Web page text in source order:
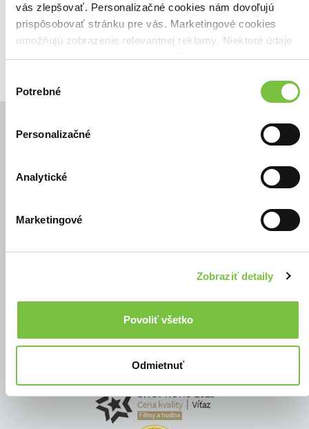
vás zlepšovať. Personalizačné cookies nám dovoľujú
prispôsobovať stránku pre vás. Marketingové cookies
umožňujú zobrazenie relevantnej reklamy. Niektoré údaje
zdieľame aj s tretími stranami. Veľmi by nám pomohlo,
súhlasu
Potrebné
Personalizačné
Analytické
Marketingové
Zobraziť detaily
Povoliť všetko
Odmietnuť